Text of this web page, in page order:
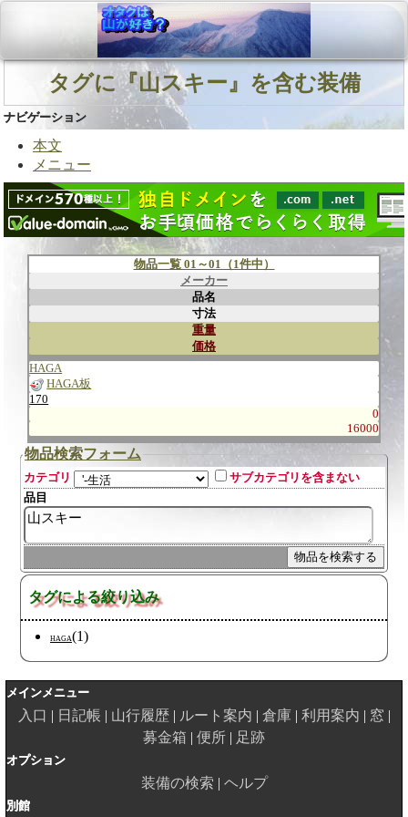
タグに『山スキー』を含む装備
ナビゲーション
本文
メニュー
物品一覧 01～01（1件中）
メーカー
品名
寸法
重量
価格
HAGA
HAGA板
170
0
16000
物品検索フォーム
カテゴリ
サブカテゴリを含まない
品目
タグによる絞り込み
HAGA(1)
メインメニュー
入口 日記帳 山行履歴 ルート案内 倉庫 利用案内
窓
募金箱
便所 足跡
オプション
装備の検索 ヘルプ
別館